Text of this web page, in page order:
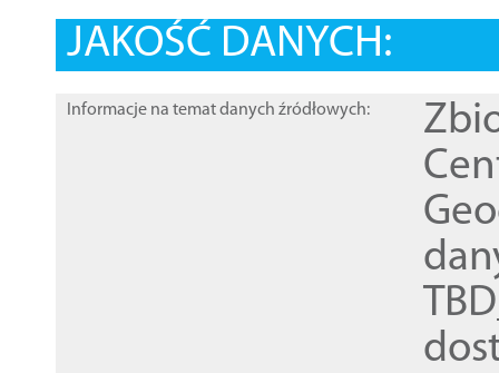
JAKOŚĆ DANYCH:
Informacje na temat danych źródłowych: